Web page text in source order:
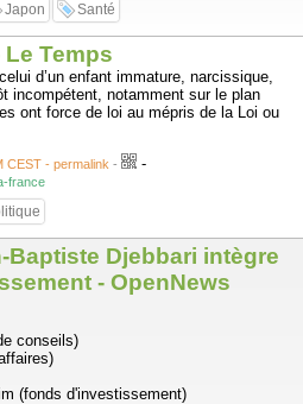
Japon Santé
Temps
d’un enfant immature, narcissique,
incompétent, notamment sur le plan
ont force de loi au mépris de la Loi ou
CEST - permalink - -
france
Baptiste Djebbari intègre
- OpenNews
conseils)
(fonds d'investissement)